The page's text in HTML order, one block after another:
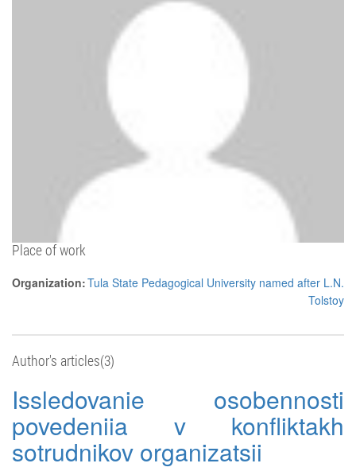
Place of work
Organization:Tula State Pedagogical University named after L.N.
Tolstoy
Author's articles(3)
Issledovanie osobennosti
povedeniia v konfliktakh
sotrudnikov organizatsii